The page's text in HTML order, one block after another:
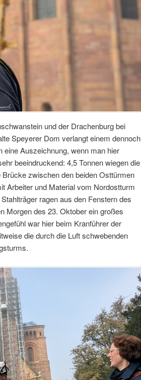
und der Drachenburg bei
Speyerer Dom verlangt einem dennoch
eine Auszeichnung, wenn man hier
beeindruckend: 4,5 Tonnen wiegen die
zwischen den beiden Osttürmen
Arbeiter und Material vom Nordostturm
ragen aus den Fenstern des
Morgen des 23. Oktober ein großes
war hier beim Kranführer der
die durch die Luft schwebenden